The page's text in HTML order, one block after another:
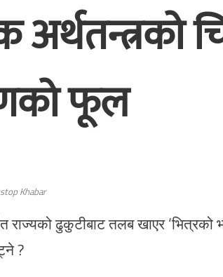
अर्थतन्त्रको
फूल
Khabar
राज्यको ढुकुटीबाट तलब खाएर
?